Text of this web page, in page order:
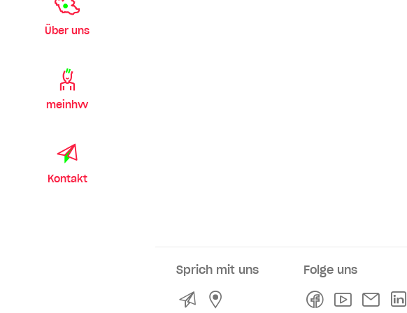
Über uns
meinhvv
Kontakt
Sprich mit uns
KontaktService- und Verkaufsstellen
Folge uns
FacebookYoutube